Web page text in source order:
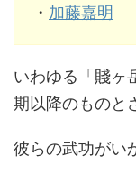
・ 加藤嘉明
いわゆる「賤ヶ
期以降のものと
彼らの武功がい